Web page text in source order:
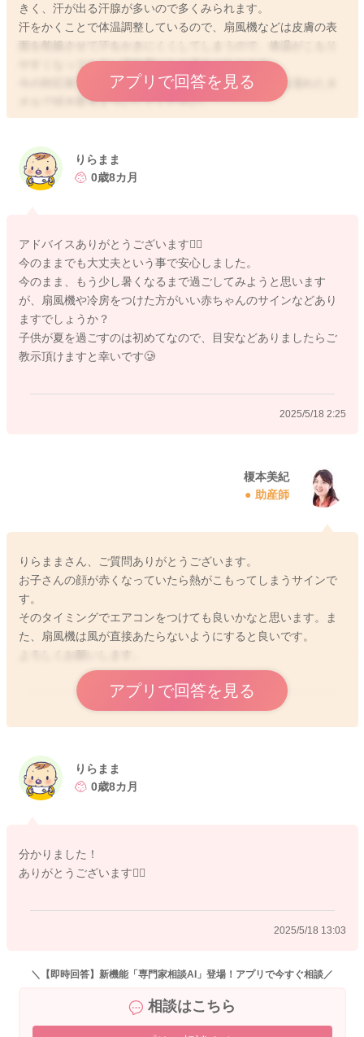
きく、汗が出る汗腺が多いので多くみられます。
汗をかくことで体温調整しているので、扇風機などは皮膚の表
面を乾燥させて汗をかきにくくしてしまうので、体温がこもり
やすくなってしまい逆効果になる場合があります。
今の対応策で問題なく、上記の理由から汗を拭く時は濡れたタ
オルで拭き取るようにしてください。
水分補給は、お茶や水分だと身体に取り込みにくいので、水分
水分は日中や外出中は、1時間毎に1〜2口ずつ、ミルク量や食事
量が減らない程度に調整してみてくださいね。
アプリで回答を見る
2025/5/18 0:12
りらまま
0歳8カ月
アドバイスありがとうございます🙇‍♀️
今のままでも大丈夫という事で安心しました。
今のまま、もう少し暑くなるまで過ごしてみようと思います
が、扇風機や冷房をつけた方がいい赤ちゃんのサインなどあり
ますでしょうか？
子供が夏を過ごすのは初めてなので、目安などありましたらご
教示頂けますと幸いです🥲
2025/5/18 2:25
榎本美紀
助産師
りらままさん、ご質問ありがとうございます。
お子さんの顔が赤くなっていたら熱がこもってしまうサインで
す。
そのタイミングでエアコンをつけても良いかなと思います。ま
た、扇風機は風が直接あたらないようにすると良いです。
よろしくお願いします。
アプリで回答を見る
2025/5/18 10:50
りらまま
0歳8カ月
分かりました！
ありがとうございます🙇‍♀️
2025/5/18 13:03
＼【即時回答】新機能「専門家相談AI」登場！アプリで今すぐ相談／
相談はこちら